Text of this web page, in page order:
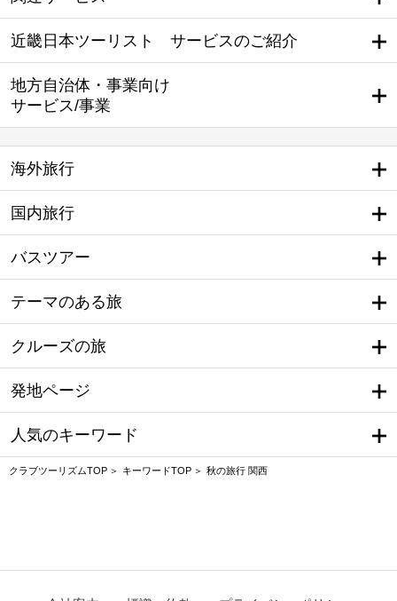
近畿日本ツーリスト サービスのご紹介
地方自治体・事業向け
サービス/事業
海外旅行
国内旅行
バスツアー
テーマのある旅
クルーズの旅
発地ページ
人気のキーワード
クラブツーリズムTOP キーワードTOP 秋の旅行 関西